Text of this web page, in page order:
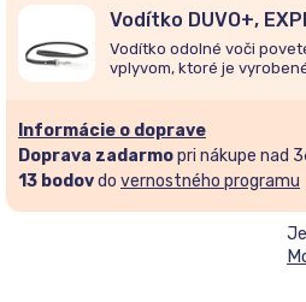
Vodítko DUVO+,
WEST nylon čierne
100cm/20mm
Vodítko odolné voči
vplyvom, ktoré je
Informácie o doprave
Doprava zadarmopri nákupe nad
13 bodovdo vernostného programu